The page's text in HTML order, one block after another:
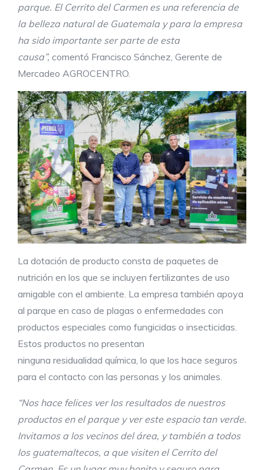
parque. El Cerrito del Carmen es una referencia de
la belleza natural de Guatemala y para la empresa
ha sido importante ser parte de esta
causa”, comentó Francisco Sánchez, Gerente de
Mercadeo AGROCENTRO.
La dotación de producto consta de paquetes de
nutrición en los que se incluyen fertilizantes de uso
amigable con el ambiente. La empresa también apoya
al parque en caso de plagas o enfermedades con
productos especiales como fungicidas o insecticidas.
Estos productos no presentan
ninguna residualidad química, lo que los hace seguros
para el contacto con las personas y los animales.
“Nos hace felices ver los resultados de nuestros
productos en el parque y ver este espacio tan verde.
Invitamos a los vecinos del área, y también a todos
los guatemaltecos, a que visiten el Cerrito del